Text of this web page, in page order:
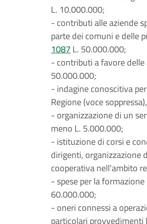
L. 10.000.000;
- contributi alle aziende
parte dei comuni e delle
1087 L. 50.000.000;
- contributi a favore delle
50.000.000;
- indagine conoscitiva
Regione (voce
- organizzazione di un
meno L. 5.000.000;
- istituzione di corsi e
dirigenti, organizzazione
cooperativa nell'ambito
- spese per la
60.000.000;
- oneri connessi a
particolari provvedimenti